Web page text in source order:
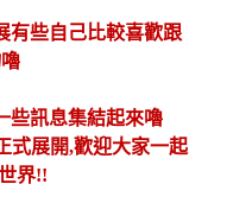
有些自己比較喜歡跟
些訊息集結起來嚕